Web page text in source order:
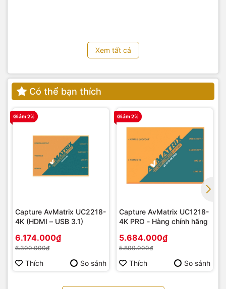
Xem tất cả
Có thể bạn thích
Giảm 2%
Capture AvMatrix UC2218-
4K (HDMI – USB 3.1)
6.174.000₫
6.300.000₫
Thích So sánh
Giảm 2%
Capture AvMatrix UC1218-
4K PRO - Hàng chính hãng
5.684.000₫
5.800.000₫
Thích So sánh